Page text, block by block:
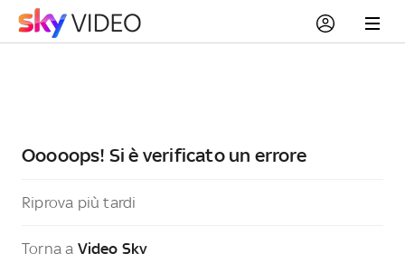
Ooooops! Si è verificato un errore
Riprova più tardi
Torna a Video Sky